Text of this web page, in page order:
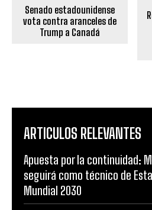
Senado estadounidense
vota contra aranceles de
Trump a Canadá
ARTICULOS RELEVANTES
Apuesta por la continuidad:
seguirá como técnico de
Mundial 2030